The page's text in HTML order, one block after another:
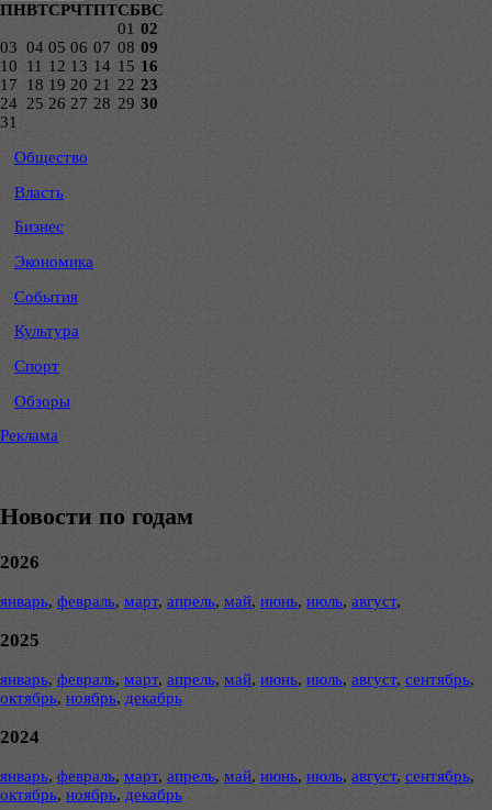
ПНВТСРЧТПТСБВС
01 02
03 04 05 06 07 08 09
10
11 12 13 14 15 16
17 18 19 20 21 22 23
24 25 26 27 28 29 30
31
Общество
Власть
Бизнес
Экономика
События
Культура
Спорт
Обзоры
Реклама
Новости по годам
2026
январь, февраль, март, апрель, май, июнь, июль, август,
2025
январь, февраль, март, апрель, май, июнь, июль, август, сентябрь,
октябрь, ноябрь, декабрь
2024
январь, февраль, март, апрель, май, июнь, июль, август, сентябрь,
октябрь, ноябрь, декабрь